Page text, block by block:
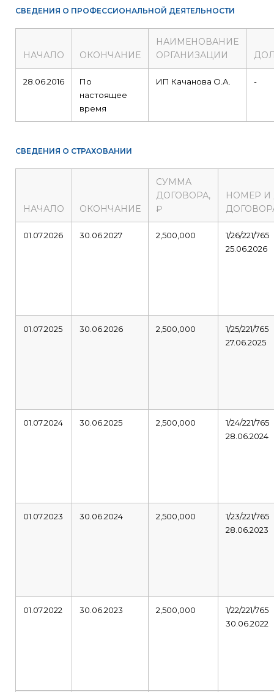
СВЕДЕНИЯ О ПРОФЕССИОНАЛЬНОЙ ДЕЯТЕЛЬНОСТИ
НАЧАЛО ОКОНЧАНИЕ
НАИМЕНОВАНИЕ
ОРГАНИЗАЦИИ
28.06.2016
По
настоящее
время
ИП Качанова О.А. -
СВЕДЕНИЯ О СТРАХОВАНИИ
НАЧАЛО ОКОНЧАНИЕ
СУММА
ДОГОВОРА,
₽
НОМЕР И
01.07.2026 30.06.2027 2,500,000
1/26/221/765
25.06.2026
01.07.2025 30.06.2026 2,500,000
1/25/221/765
27.06.2025
01.07.2024 30.06.2025 2,500,000
1/24/221/765
28.06.2024
01.07.2023 30.06.2024 2,500,000
1/23/221/765
28.06.2023
01.07.2022 30.06.2023 2,500,000
1/22/221/765
30.06.2022